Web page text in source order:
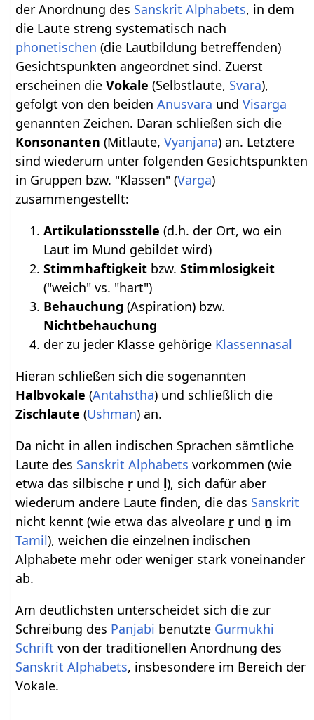
der Anordnung des Sanskrit Alphabets, in dem
die Laute streng systematisch nach
phonetischen (die Lautbildung betreffenden)
Gesichtspunkten angeordnet sind. Zuerst
erscheinen dieVokale (Selbstlaute, Svara),
gefolgt von den beidenAnusvara undVisarga
genannten Zeichen. Daran schließen sich die
Konsonanten (Mitlaute,Vyanjana) an. Letztere
sind wiederum unter folgenden Gesichtspunkten
in Gruppen bzw. "Klassen" (Varga)
zusammengestellt:
Artikulationsstelle (d.h. der Ort, wo ein
Laut im Mund gebildet wird)
Stimmhaftigkeit bzw.Stimmlosigkeit
("weich" vs. "hart")
Behauchung (Aspiration) bzw.
Nichtbehauchung
der zu jeder Klasse gehörige Klassennasal
Hieran schließen sich die sogenannten
Halbvokale (Antahstha) und schließlich die
Zischlaute (Ushman) an.
Da nicht in allen indischen Sprachen sämtliche
Laute des Sanskrit Alphabets vorkommen (wie
etwa das silbische ṛ und ḷ), sich dafür aber
wiederum andere Laute finden, die das Sanskrit
nicht kennt (wie etwa das alveolare ṟ und ṉ im
Tamil), weichen die einzelnen indischen
Alphabete mehr oder weniger stark voneinander
ab.
Am deutlichsten unterscheidet sich die zur
Schreibung des Panjabi benutzte Gurmukhi
Schrift von der traditionellen Anordnung des
Sanskrit Alphabets, insbesondere im Bereich der
Vokale.